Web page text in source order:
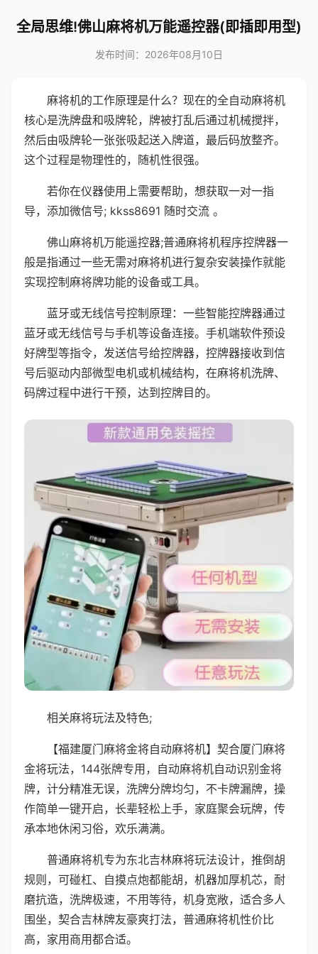
全局思维!佛山麻将机万能遥控器(即插即用型)
发布时间：2026年08月10日
麻将机的工作原理是什么？现在的全自动麻将机
核心是洗牌盘和吸牌轮，牌被打乱后通过机械搅拌，
然后由吸牌轮一张张吸起送入牌道，最后码放整齐。
这个过程是物理性的，随机性很强。
若你在仪器使用上需要帮助，想获取一对一指
导，添加微信号; kkss8691 随时交流 。
佛山麻将机万能遥控器;普通麻将机程序控牌器一
般是指通过一些无需对麻将机进行复杂安装操作就能
实现控制麻将牌功能的设备或工具。
蓝牙或无线信号控制原理：一些智能控牌器通过
蓝牙或无线信号与手机等设备连接。手机端软件预设
好牌型等指令，发送信号给控牌器，控牌器接收到信
号后驱动内部微型电机或机械结构，在麻将机洗牌、
码牌过程中进行干预，达到控牌目的。
相关麻将玩法及特色;
【福建厦门麻将金将自动麻将机】契合厦门麻将
金将玩法，144张牌专用，自动麻将机自动识别金将
牌，计分精准无误，洗牌分牌均匀，不卡牌漏牌，操
作简单一键开启，长辈轻松上手，家庭聚会玩牌，传
承本地休闲习俗，欢乐满满。
普通麻将机专为东北吉林麻将玩法设计，推倒胡
规则，可碰杠、自摸点炮都能胡，机器加厚机芯，耐
磨抗造，洗牌极速，不用等待，机身宽敞，适合多人
围坐，契合吉林牌友豪爽打法，普通麻将机性价比
高，家用商用都合适。